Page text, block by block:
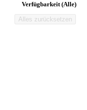
Verfügbarkeit (Alle)
Alles zurücksetzen